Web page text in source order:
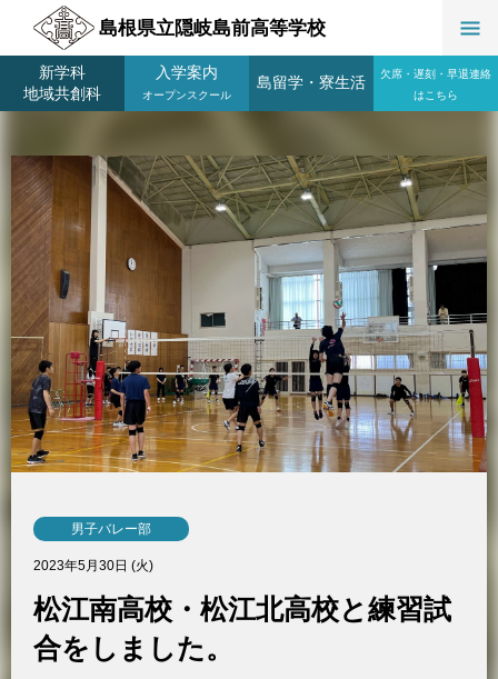
島根県立隠岐島前高等学校
新学科
地域共創科
入学案内
オープンスクール
島留学 ・ 寮生活
欠席・遅刻・早退連絡
はこちら
男子バレー部
2023年5月30日 (火)
松江南高校・松江北高校と練習試
合をしました。